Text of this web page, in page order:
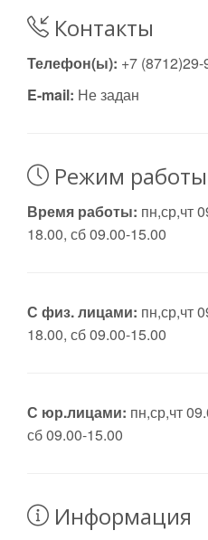
Контакты
Телефон(ы): +7 (8712)29-
E-mail: Не задан
Режим работы
Время работы: пн,ср,чт
18.00, сб 09.00-15.00
С физ. лицами: пн,ср,чт
18.00, сб 09.00-15.00
С юр.лицами: пн,ср,чт
сб 09.00-15.00
Информация